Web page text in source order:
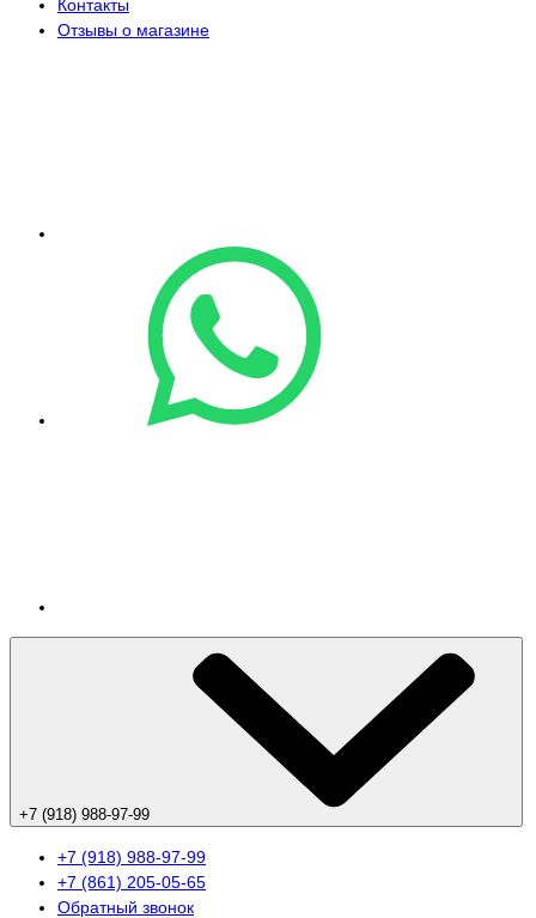
Контакты
Отзывы о магазине
+7 (918) 988-97-99
+7 (918) 988-97-99
+7 (861) 205-05-65
Обратный звонок